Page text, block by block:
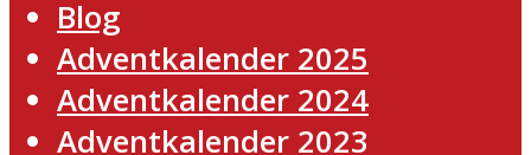
Blog
Adventkalender 2025
Adventkalender 2024
Adventkalender 2023